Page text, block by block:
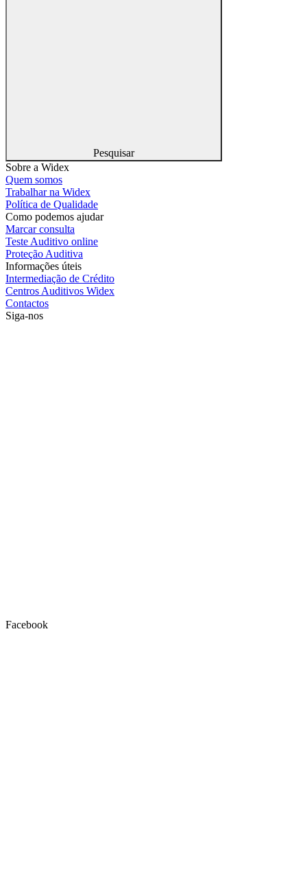
Pesquisar
Sobre a Widex
Quem somos
Trabalhar na Widex
Política de Qualidade
Como podemos ajudar
Marcar consulta
Teste Auditivo online
Proteção Auditiva
Informações úteis
Intermediação de Crédito
Centros Auditivos Widex
Contactos
Siga-nos
Facebook